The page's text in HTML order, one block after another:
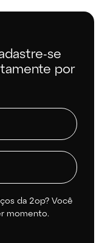
se
por
da 2op? Você
momento.